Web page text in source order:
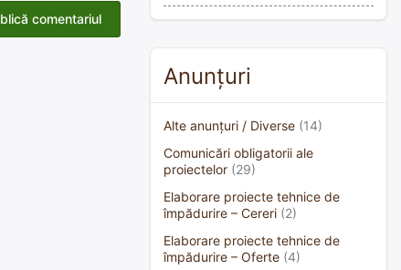
Anunțuri
Alte anunțuri / Diverse (14)
Comunicări obligatorii ale
proiectelor (29)
Elaborare proiecte tehnice de
împădurire – Cereri (2)
Elaborare proiecte tehnice de
împădurire – Oferte (4)